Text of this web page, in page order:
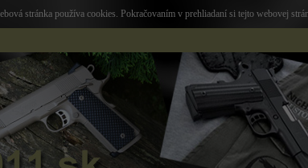
stránka používa cookies. Pokračovaním v prehliadaní si tejto webovej